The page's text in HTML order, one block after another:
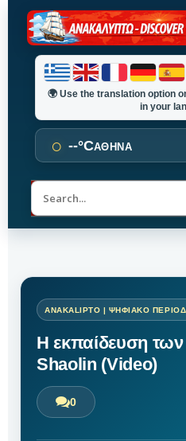
🌍Use the translation option
in your
○ --°CΑΘΗΝΑ
Α
α
ζ
Η εκπαίδευση
Shaolin (Video)
0